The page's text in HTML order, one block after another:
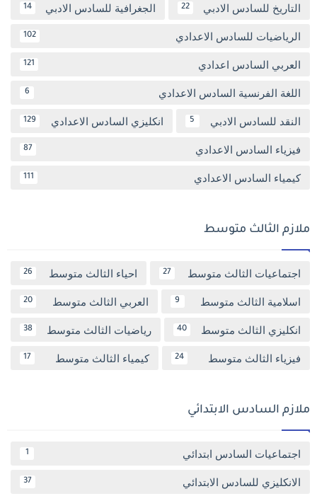
التاريخ للسادس الادبي 22 الجغرافية للسادس الادبي 14
الرياضيات للسادس الاعدادي 102
العربي السادس اعدادي 121
اللغة الفرنسية السادس الاعدادي 6
النقد للسادس الادبي 5 انكليزي السادس الاعدادي 129
فيزياء السادس الاعدادي 87
كيمياء السادس الاعدادي 111
ملازم الثالث متوسط
اجتماعيات الثالث متوسط 27 احياء الثالث متوسط 26
اسلامية الثالث متوسط 9 العربي الثالث متوسط 20
انكليزي الثالث متوسط 40 رياضيات الثالث متوسط 38
فيزياء الثالث متوسط 24 كيمياء الثالث متوسط 17
ملازم السادس الابتدائي
اجتماعيات السادس ابتدائي 1
الانكليزي للسادس الابتدائي 37